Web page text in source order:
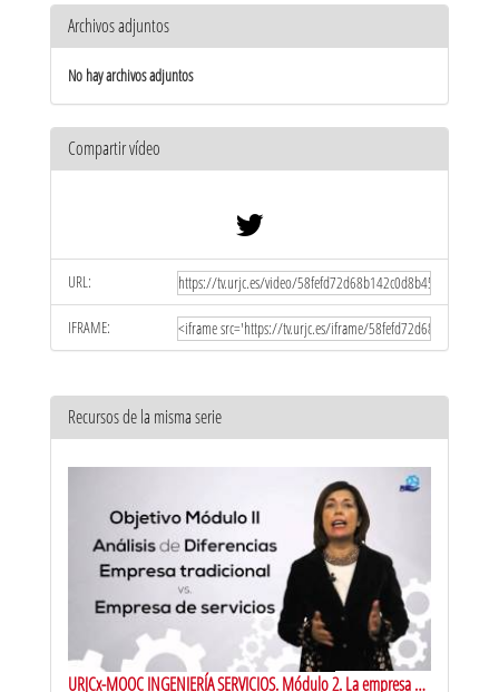
Archivos adjuntos
No hay archivos adjuntos
Compartir vídeo
URL:
IFRAME:
Recursos de la misma serie
URJCx-MOOC INGENIERÍA SERVICIOS. Módulo 2. La empresa de